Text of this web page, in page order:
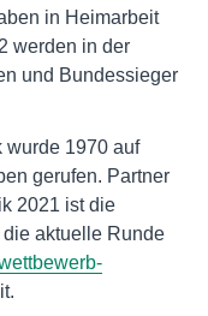
in Heimarbeit
werden in der
und Bundessieger
wurde 1970 auf
gerufen. Partner
2021 ist die
die aktuelle Runde